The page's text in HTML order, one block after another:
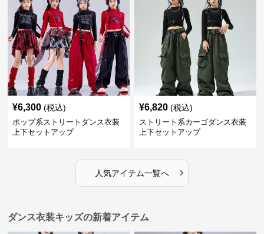
¥6,300 (税込)
ポップ系ストリートダンス衣装
上下セットアップ
¥6,820 (税込)
ストリート系カーゴダンス衣装
上下セットアップ
人気アイテム一覧へ ›
ダンス衣装キッズの新着アイテム